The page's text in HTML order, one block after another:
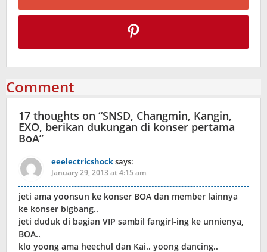
Comment
17 thoughts on “SNSD, Changmin, Kangin,
EXO, berikan dukungan di konser pertama
BoA”
eeelectricshocksays:
January 29, 2013 at 4:15 am
jeti ama yoonsun ke konser BOA dan member lainnya
ke konser bigbang..
jeti duduk di bagian VIP sambil fangirl-ing ke unnienya,
BOA..
klo yoong ama heechul dan Kai.. yoong dancing..